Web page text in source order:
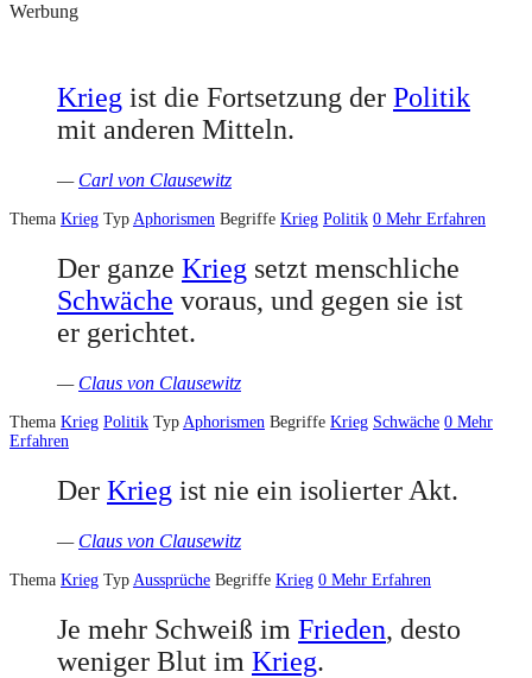
Werbung
Krieg ist die Fortsetzung der Politik
mit anderen Mitteln.
— Carl von Clausewitz
Thema Krieg Typ Aphorismen Begriffe Krieg Politik 0 Mehr Erfahren
Der ganze Krieg setzt menschliche
Schwäche voraus, und gegen sie ist
er gerichtet.
— Claus von Clausewitz
Thema Krieg Politik Typ Aphorismen Begriffe Krieg Schwäche 0 Mehr
Erfahren
Der Krieg ist nie ein isolierter Akt.
— Claus von Clausewitz
Thema Krieg Typ Aussprüche Begriffe Krieg 0 Mehr Erfahren
Je mehr Schweiß im Frieden, desto
weniger Blut im Krieg.